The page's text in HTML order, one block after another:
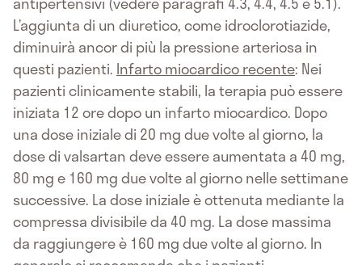
L’aggiunta di un diuretico, come idroclorotiazide,
diminuirà ancor di più la pressione arteriosa in
questi pazienti. Infarto miocardico recente: Nei
pazienti clinicamente stabili, la terapia può essere
iniziata 12 ore dopo un infarto miocardico. Dopo
una dose iniziale di 20 mg due volte al giorno, la
dose di valsartan deve essere aumentata a 40 mg,
80 mg e 160 mg due volte al giorno nelle settimane
successive. La dose iniziale è ottenuta mediante la
compressa divisibile da 40 mg. La dose massima
da raggiungere è 160 mg due volte al giorno. In